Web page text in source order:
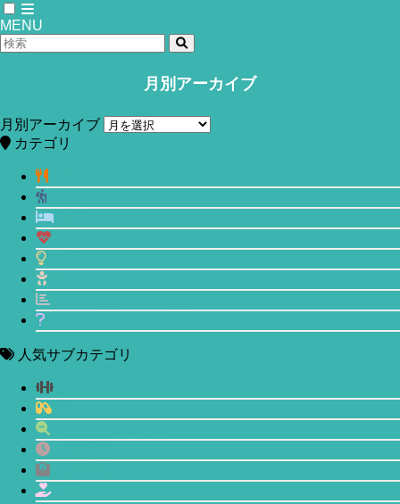
MENU
月別アーカイブ
月別アーカイブ
カテゴリ
人気サブカテゴリ
「プロテインは一日三食、均等に分け
て飲むべし！」はどこまで本当なの
か？
2020年12月10日